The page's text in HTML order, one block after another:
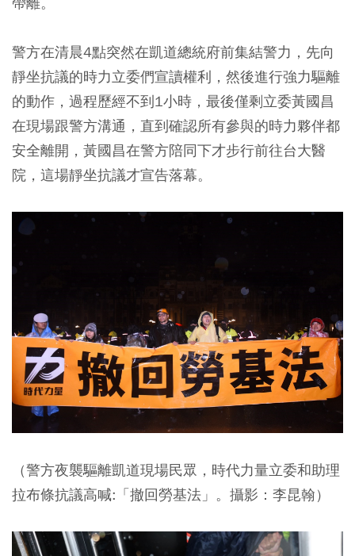
警方在清晨4點突然在凱道總統府前集結警力，先向
靜坐抗議的時力立委們宣讀權利，然後進行強力驅離
的動作，過程歷經不到1小時，最後僅剩立委黃國昌
在現場跟警方溝通，直到確認所有參與的時力夥伴都
安全離開，黃國昌在警方陪同下才步行前往台大醫
院，這場靜坐抗議才宣告落幕。
（警方夜襲驅離凱道現場民眾，時代力量立委和助理
拉布條抗議高喊:「撤回勞基法」。攝影：李昆翰）